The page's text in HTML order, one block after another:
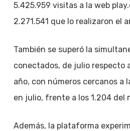
5.425.959 visitas a la web
2.271.541 que lo realizaron el
También se superó la
conectados, de julio respecto
año, con números cercanos a
en julio, frente a los 1.204 del
Además, la plataforma